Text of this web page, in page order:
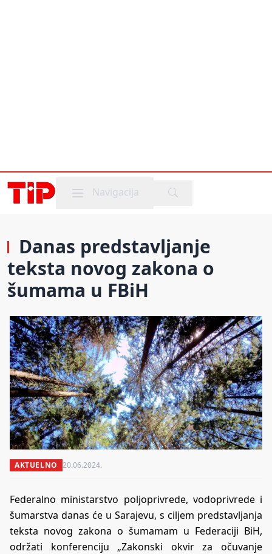
Mobile menu
Navigacija
Danas predstavljanje
teksta novog zakona o
šumama u FBiH
AKTUELNO 20.06.2024.
Federalno ministarstvo poljoprivrede, vodoprivrede i
šumarstva danas će u Sarajevu, s ciljem predstavljanja
teksta novog zakona o šumamam u Federaciji BiH,
održati konferenciju „Zakonski okvir za očuvanje